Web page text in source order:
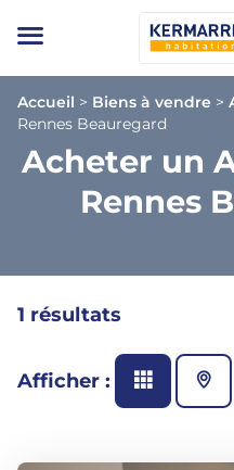
Accueil > Biens à vendre >
Rennes Beauregard
Acheter un
Rennes
1 résultats
Afficher :